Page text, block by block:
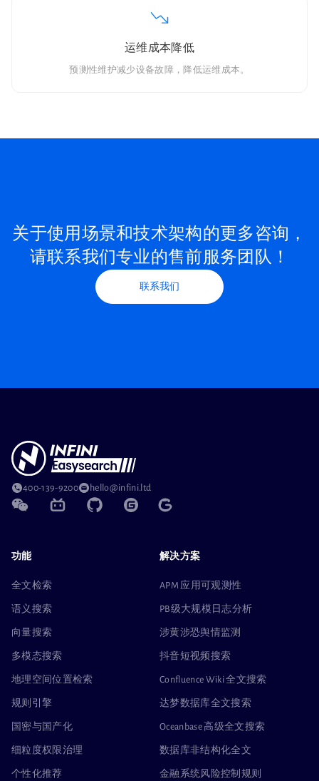
运维成本降低
预测性维护减少设备故障，降低运维成本。
关于使用场景和技术架构的更多咨询，
请联系我们专业的售前服务团队！
联系我们
400-139-9200 hello@infini.ltd
功能
全文检索
语义搜索
向量搜索
多模态搜索
地理空间位置检索
规则引擎
国密与国产化
细粒度权限治理
个性化推荐
解决方案
APM 应用可观测性
PB级大规模日志分析
涉黄涉恐舆情监测
抖音短视频搜索
Confluence Wiki 全文搜索
达梦数据库全文搜索
Oceanbase 高级全文搜索
数据库非结构化全文
金融系统风险控制规则